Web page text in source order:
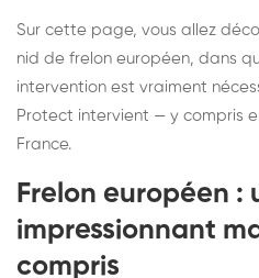
Sur cette page, vous allez
nid de frelon européen, dans
intervention est vraiment
Protect intervient — y compris
France.
Frelon européen :
impressionnant
compris